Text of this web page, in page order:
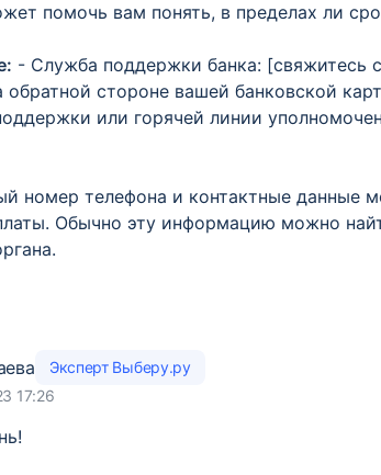
помочь вам понять, в пределах ли
- Служба поддержки банка: [свяжитесь
обратной стороне вашей банковской
или горячей линии
номер телефона и контактные данные
Обычно эту информацию можно
Эксперт Выберу.ру
17:26